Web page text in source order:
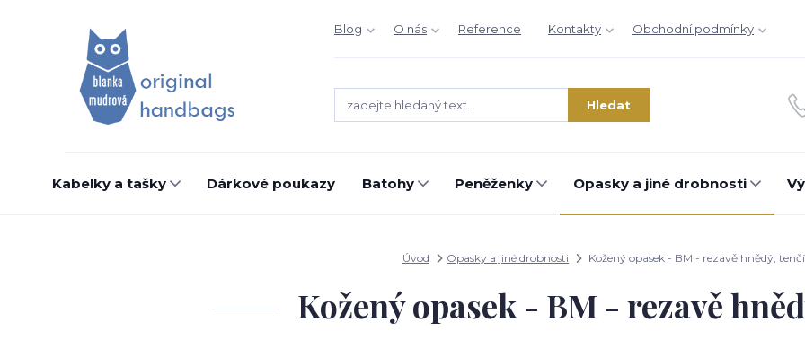
Blog O nás Reference Kontakty Obchodní podmínky
Hledat
Kabelky a tašky Dárkové poukazy Batohy Peněženky Opasky a jiné drobnosti
Úvod Opasky a jiné drobnosti Kožený opasek - BM - rezavě hnědý, tenčí
Kožený opasek - BM - rezavě